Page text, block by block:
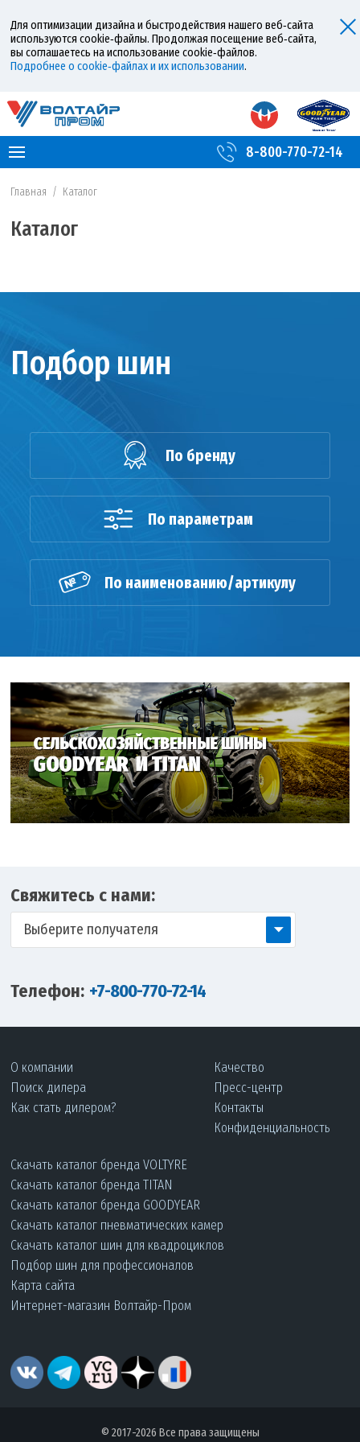
Для оптимизации дизайна и быстродействия нашего веб‑сайта
используются cookie‑файлы. Продолжая посещение веб‑сайта,
вы соглашаетесь на использование cookie‑файлов.
Подробнее о cookie‑файлах и их использовании.
8-800-770-72-14
Главная / Каталог
Каталог
Подбор шин
По бренду
По параметрам
По наименованию/артикулу
Свяжитесь с нами:
Выберите получателя
Телефон: +7-800-770-72-14
О компании
Поиск дилера
Как стать дилером?
Качество
Пресс-центр
Контакты
Конфиденциальность
Скачать каталог бренда VOLTYRE
Скачать каталог бренда TITAN
Скачать каталог бренда GOODYEAR
Скачать каталог пневматических камер
Скачать каталог шин для квадроциклов
Подбор шин для профессионалов
Карта сайта
Интернет-магазин Волтайр-Пром
© 2017-2026 Все права защищены